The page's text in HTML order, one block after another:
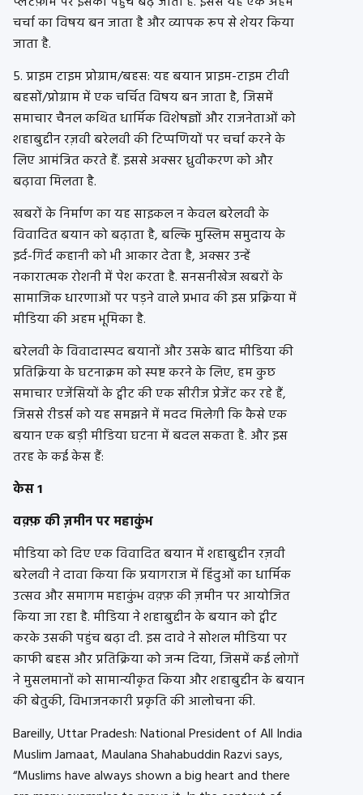
चर्चा का विषय बन जाता है और व्यापक रूप से शेयर किया
जाता है.
5. प्राइम टाइम प्रोग्राम/बहस: यह बयान प्राइम-टाइम टीवी
बहसों/प्रोग्राम में एक चर्चित विषय बन जाता है, जिसमें
समाचार चैनल कथित धार्मिक विशेषज्ञों और राजनेताओं को
शहाबुद्दीन रज़वी बरेलवी की टिप्पणियों पर चर्चा करने के
लिए आमंत्रित करते हैं. इससे अक्सर ध्रुवीकरण को और
बढ़ावा मिलता है.
खबरों के निर्माण का यह साइकल न केवल बरेलवी के
विवादित बयान को बढ़ाता है, बल्कि मुस्लिम समुदाय के
इर्द-गिर्द कहानी को भी आकार देता है, अक्सर उन्हें
नकारात्मक रोशनी में पेश करता है. सनसनीखेज खबरों के
सामाजिक धारणाओं पर पड़ने वाले प्रभाव की इस प्रक्रिया में
मीडिया की अहम भूमिका है.
बरेलवी के विवादास्पद बयानों और उसके बाद मीडिया की
प्रतिक्रिया के घटनाक्रम को स्पष्ट करने के लिए, हम कुछ
समाचार एजेंसियों के ट्वीट की एक सीरीज प्रेजेंट कर रहे हैं,
जिससे रीडर्स को यह समझने में मदद मिलेगी कि कैसे एक
बयान एक बड़ी मीडिया घटना में बदल सकता है. और इस
तरह के कई केस हैं:
केस 1
वक़्फ़ की ज़मीन पर महाकुंभ
मीडिया को दिए एक विवादित बयान में शहाबुद्दीन रज़वी
बरेलवी ने दावा किया कि प्रयागराज में हिंदुओं का धार्मिक
उत्सव और समागम महाकुंभ वक़्फ़ की ज़मीन पर आयोजित
किया जा रहा है. मीडिया ने शहाबुद्दीन के बयान को ट्वीट
करके उसकी पहुंच बढ़ा दी. इस दावे ने सोशल मीडिया पर
काफी बहस और प्रतिक्रिया को जन्म दिया, जिसमें कई लोगों
ने मुसलमानों को सामान्यीकृत किया और शहाबुद्दीन के बयान
की बेतुकी, विभाजनकारी प्रकृति की आलोचना की.
Bareilly, Uttar Pradesh: National President of All India
Muslim Jamaat, Maulana Shahabuddin Razvi says,
“Muslims have always shown a big heart and there